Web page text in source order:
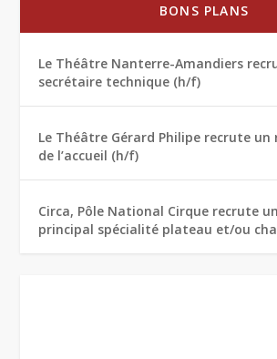
BONS PLANS
Le Théâtre Nanterre-Amandiers
secrétaire technique (h/f)
Le Théâtre Gérard Philipe recrute un
de l’accueil (h/f)
Circa, Pôle National Cirque recrute
principal spécialité plateau et/ou